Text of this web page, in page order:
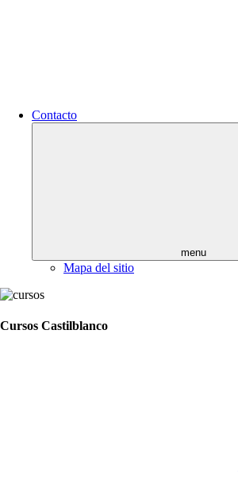
Contacto
menu
Mapa del sitio
Cursos Castilblanco